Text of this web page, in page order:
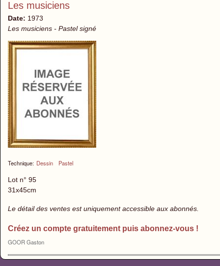
Les musiciens
Date: 1973
Les musiciens - Pastel signé
Technique: Dessin Pastel
Lot n° 95
31x45cm
Le détail des ventes est uniquement accessible aux abonnés.
Créez un compte gratuitement puis abonnez-vous !
GOOR Gaston